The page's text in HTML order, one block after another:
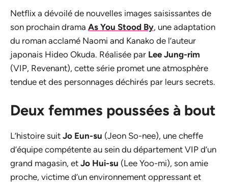
Netflix a dévoilé de nouvelles images saisissantes de
son prochain drama As You Stood By, une adaptation
du roman acclamé Naomi and Kanako de l’auteur
japonais Hideo Okuda. Réalisée par Lee Jung-rim
(VIP, Revenant), cette série promet une atmosphère
tendue et des personnages déchirés par leurs secrets.
Deux femmes poussées à bout
L’histoire suit Jo Eun-su (Jeon So-nee), une cheffe
d’équipe compétente au sein du département VIP d’un
grand magasin, et Jo Hui-su (Lee Yoo-mi), son amie
proche, victime d’un environnement oppressant et